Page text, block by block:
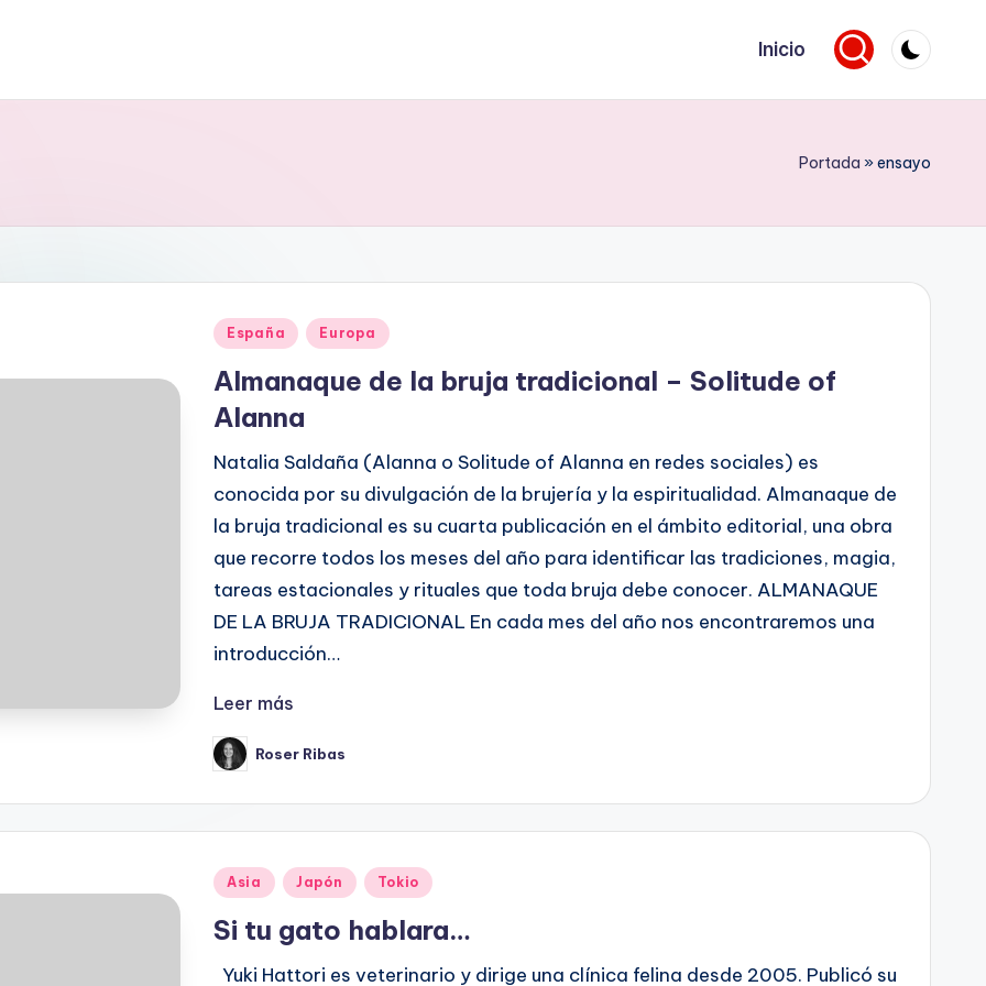
Inicio
Portada »ensayo
Publicado
España Europa
Almanaque de la bruja tradicional – Solitude of
Alanna
Natalia Saldaña (Alanna o Solitude of Alanna en redes sociales) es
conocida por su divulgación de la brujería y la espiritualidad. Almanaque de
la bruja tradicional es su cuarta publicación en el ámbito editorial, una obra
que recorre todos los meses del año para identificar las tradiciones, magia,
tareas estacionales y rituales que toda bruja debe conocer. ALMANAQUE
DE LA BRUJA TRADICIONAL En cada mes del año nos encontraremos una
introducción…
Leer más
Publicado
por
Roser Ribas
Publicado
Asia Japón Tokio
Si tu gato hablara…
Yuki Hattori es veterinario y dirige una clínica felina desde 2005. Publicó su